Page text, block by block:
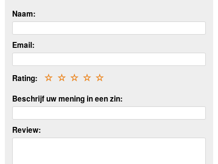
Naam:
Email:
Rating: ☆
☆
☆
☆
☆
Beschrijf uw mening in een zin:
Review: